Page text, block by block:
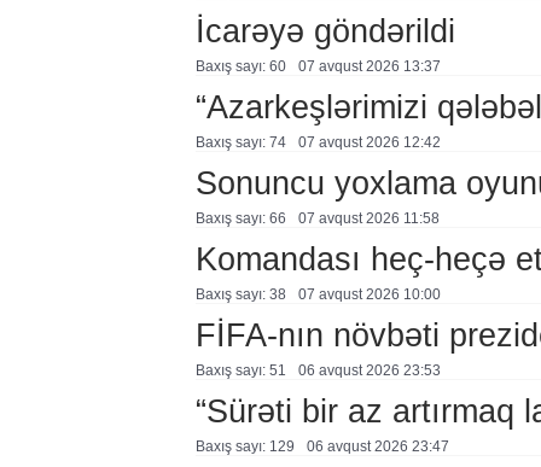
İcarəyə göndərildi
Baxış sayı: 60 07 avqust 2026 13:37
“Azarkeşlərimizi
Baxış sayı: 74 07 avqust 2026 12:42
Sonuncu yoxlama
Baxış sayı: 66 07 avqust 2026 11:58
Komandası heç-heçə
Baxış sayı: 38 07 avqust 2026 10:00
FİFA-nın növbəti
Baxış sayı: 51 06 avqust 2026 23:53
“Sürəti bir az artırmaq
Baxış sayı: 129 06 avqust 2026 23:47